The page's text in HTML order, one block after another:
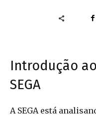
Introdução
SEGA
A SEGA está